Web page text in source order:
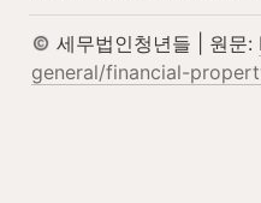
세무법인청년들 | 원문:
general/financial-